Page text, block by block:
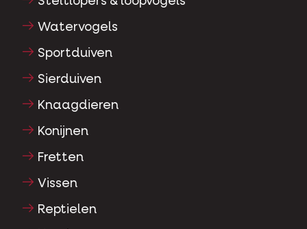
Watervogels
Sportduiven
Sierduiven
Knaagdieren
Konijnen
Fretten
Vissen
Reptielen